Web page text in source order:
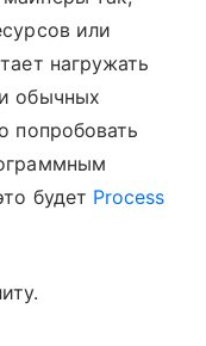
или
нагружать
обычных
попробовать
будет Process